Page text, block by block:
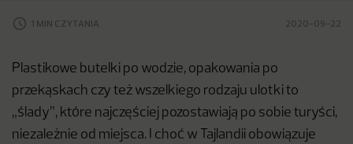
1 MIN CZYTANIA 2020-09-22
Plastikowe butelki po wodzie, opakowania po
przekąskach czy też wszelkiego rodzaju ulotki to
„ślady”, które najczęściej pozostawiają po sobie turyści,
niezależnie od miejsca. I choć w Tajlandii obowiązuje